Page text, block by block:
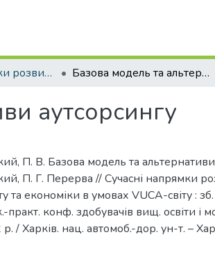
Сучасні напрямки розвитку менеджменту та економіки в умовах VUCA-світу Базова модель та альтернативи аутсорсингу
аутсорсингу
П. В. Базова модель та
П. Г. Перерва // Сучасні напрямки
економіки в умовах VUCA-світу : зб.
практ. конф. здобувачів вищ. освіти і
/ Харків. нац. автомоб.-дор. ун-т. –